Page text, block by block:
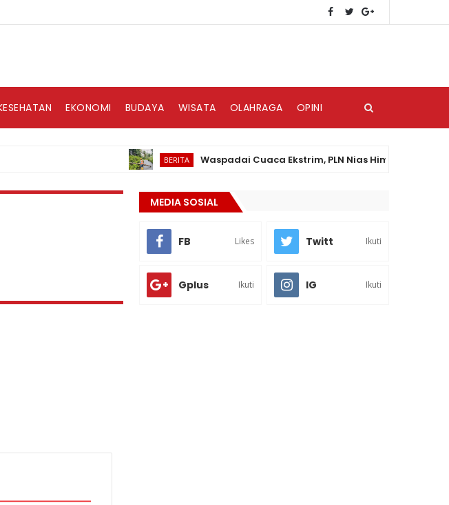
EKONOMI BUDAYA WISATA OLAHRAGA OPINI
BERITA Waspadai Cuaca Ekstrim, PLN Nias Himbau
MEDIA SOSIAL
FB Likes Twitt Ikuti
Gplus Ikuti IG Ikuti